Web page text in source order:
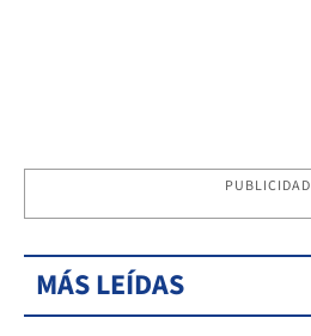
PUBLICIDAD
MÁS LEÍDAS